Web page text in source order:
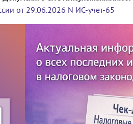
от 29.06.2026 N ИС-учет-65